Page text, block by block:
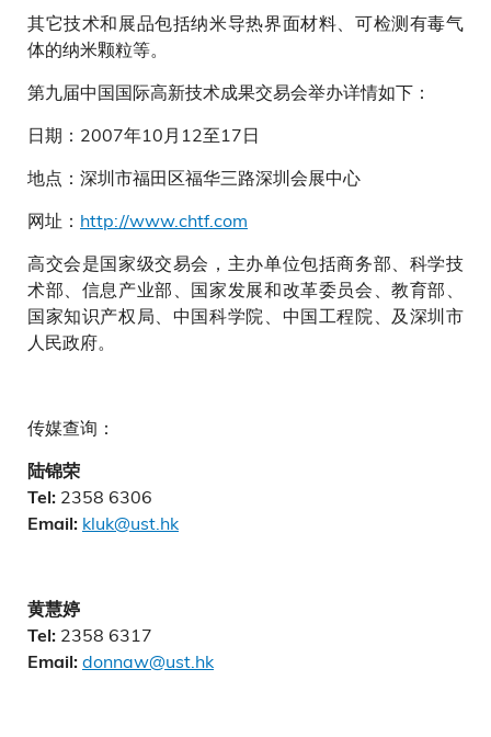
其它技术和展品包括纳米导热界面材料、可检测有毒气
体的纳米颗粒等。
第九届中国国际高新技术成果交易会举办详情如下：
日期：2007年10月12至17日
地点：深圳市福田区福华三路深圳会展中心
网址： http://www.chtf.com
高交会是国家级交易会，主办单位包括商务部、科学技
术部、信息产业部、国家发展和改革委员会、教育部、
国家知识产权局、中国科学院、中国工程院、及深圳市
人民政府。
传媒查询：
陆锦荣
Tel: 2358 6306
Email: kluk@ust.hk
黄慧婷
Tel: 2358 6317
Email: donnaw@ust.hk